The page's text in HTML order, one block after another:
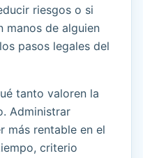
riesgos o si
manos de alguien
pasos legales del
tanto valoren la
Administrar
más rentable en el
criterio